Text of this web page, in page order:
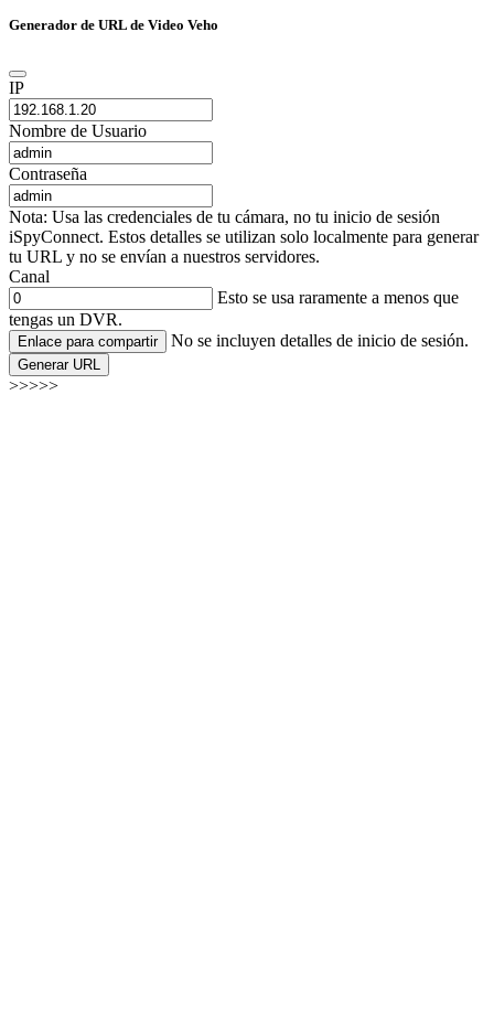
Generador de URL de Video Veho
IP
Nombre de Usuario
Contraseña
Nota: Usa las credenciales de tu cámara, no tu inicio de sesión
iSpyConnect. Estos detalles se utilizan solo localmente para generar
tu URL y no se envían a nuestros servidores.
Canal
Esto se usa raramente a menos que
tengas un DVR.
Enlace para compartir No se incluyen detalles de inicio de sesión.
Generar URL
>>>>>